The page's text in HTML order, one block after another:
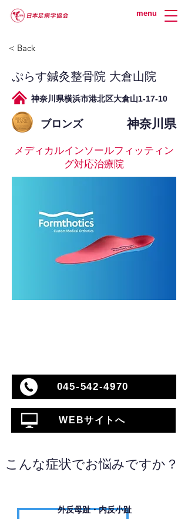
menu
< Back
ぷらす鍼灸整骨院 大倉山院
神奈川県横浜市港北区大倉山1-17-10
ブロンズ 神奈川県
メディカルインソールフィッティン
グ対応治療院
045-542-4970
WEBサイトへ
こんな症状でお悩みですか？
外反母趾・内反小趾